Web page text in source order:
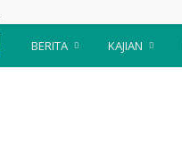
Suara
BERITA KAJIAN